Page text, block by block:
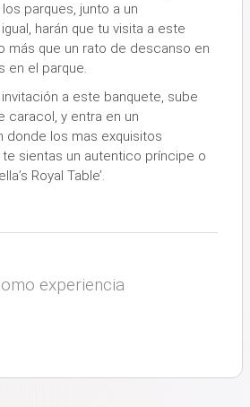
parques, junto a un
harán que tu visita a este
más que un rato de descanso en
en el parque.
a este banquete, sube
caracol, y entra en un
donde los mas exquisitos
te sientas un autentico príncipe o
Royal Table’.
experiencia